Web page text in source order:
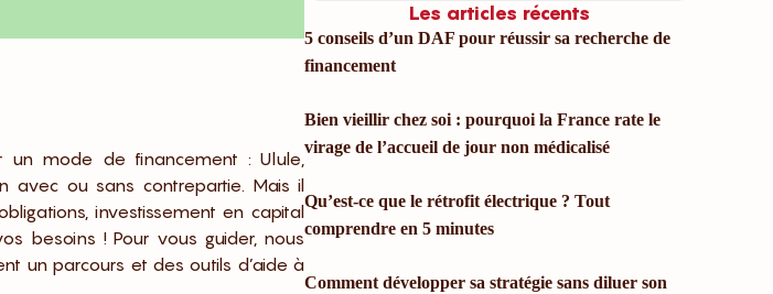
un mode de financement : Ulule,
avec ou sans contrepartie. Mais il
investissement en capital
besoins ! Pour vous guider, nous
un parcours et des outils d’aide à
Les articles récents
5 conseils d’un DAF pour réussir sa recherche de
financement
Bien vieillir chez soi : pourquoi la France rate le
virage de l’accueil de jour non médicalisé
Qu’est-ce que le rétrofit électrique ? Tout
comprendre en 5 minutes
Comment développer sa stratégie sans diluer son